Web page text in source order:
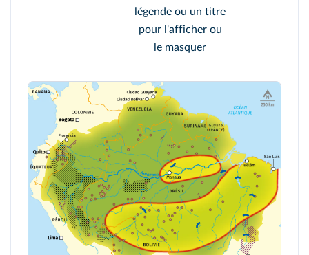
légende ou un titre
pour l'afficher ou
le masquer